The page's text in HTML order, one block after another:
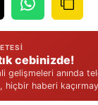
Erzincan
Eskişehir
Gaziantep
cebinizde!
gelişmeleri anında
hiçbir haberi